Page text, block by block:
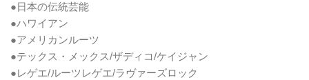
●日本の伝統芸能
●ハワイアン
●アメリカンルーツ
●テックス・メックス/ザディコ/ケイジャン
●レゲエ/ルーツレゲエ/ラヴァーズロック